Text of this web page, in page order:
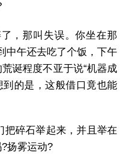
，那叫失误。你坐在那
中午还去吃了个饭，下午
诞程度不亚于说“机器成
的是，这般借口竟也能
把碎石举起来，并且举在
扬雾运动?